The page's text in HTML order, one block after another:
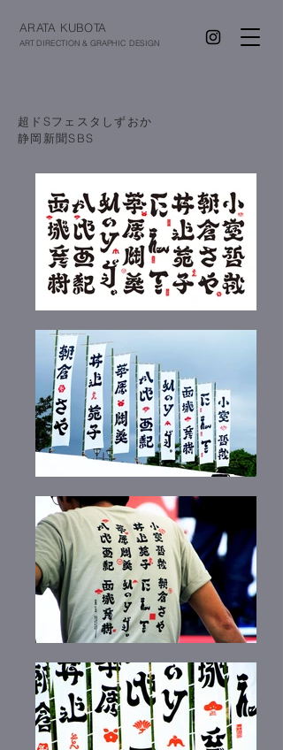
ARATA KUBOTA
ART DIRECTION & GRAPHIC DESIGN
超ドSフェスタしずおか
​静岡新聞SBS